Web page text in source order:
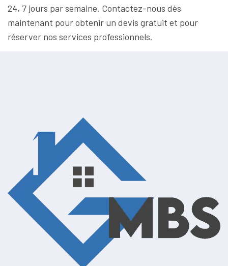
24, 7 jours par semaine. Contactez-nous dès
maintenant pour obtenir un devis gratuit et pour
réserver nos services professionnels.